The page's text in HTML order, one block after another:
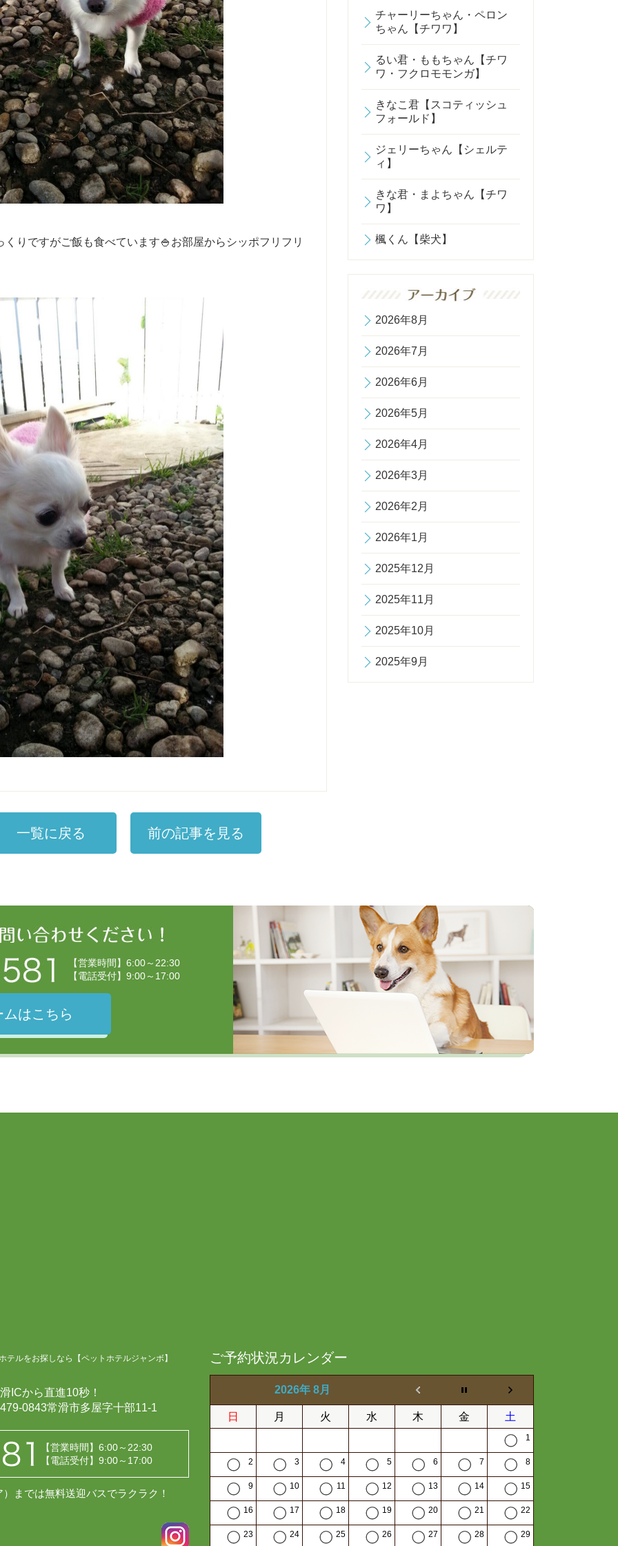
りですがご飯も食べています🍚お部屋からシッポフリフリ
一覧に戻る 前の記事を見る
チャーリーちゃん・ペロン
ちゃん【チワワ】
るい君・ももちゃん【チワ
ワ・フクロモモンガ】
きなこ君【スコティッシュ
フォールド】
ジェリーちゃん【シェルテ
ィ】
きな君・まよちゃん【チワ
ワ】
楓くん【柴犬】
2026年8月
2026年7月
2026年6月
2026年5月
2026年4月
2026年3月
2026年2月
2026年1月
2025年12月
2025年11月
2025年10月
2025年9月
【営業時間】6:00～22:30
【電話受付】9:00～17:00
はこちら
ルをお探しなら【ペットホテルジャンボ】
ICから直進10秒！
0843常滑市多屋字十部11-1
【営業時間】6:00～22:30
【電話受付】9:00～17:00
までは無料送迎バスでラクラク！
ご予約状況カレンダー
2026年 8月
日 月 火 水 木 金 土
1
2 3 4 5 6 7 8
9 10 11 12 13 14 15
16 17 18 19 20 21 22
23 24 25 26 27 28 29